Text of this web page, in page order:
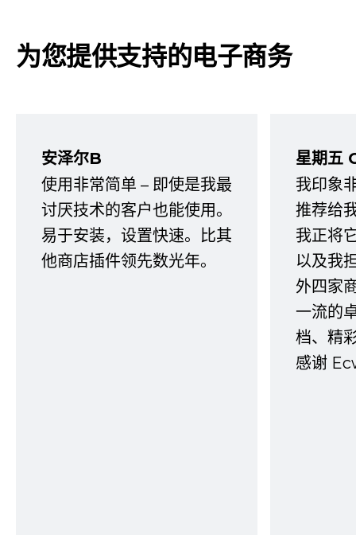
为您提供支持的电子商务
安泽尔B
使用非常简单 – 即使是我最
讨厌技术的客户也能使用。
易于安装，设置快速。比其
他商店插件领先数光年。
星期五
我印象
推荐给
我正将
以及我
外四家
一流的
档、精
感谢